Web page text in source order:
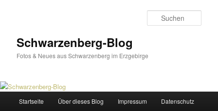
Schwarzenberg-Blog
Fotos & Neues aus Schwarzenberg im Erzgebirge
Startseite Über dieses Blog Impressum Datenschutz